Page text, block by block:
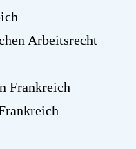
Arbeitsrecht
Frankreich